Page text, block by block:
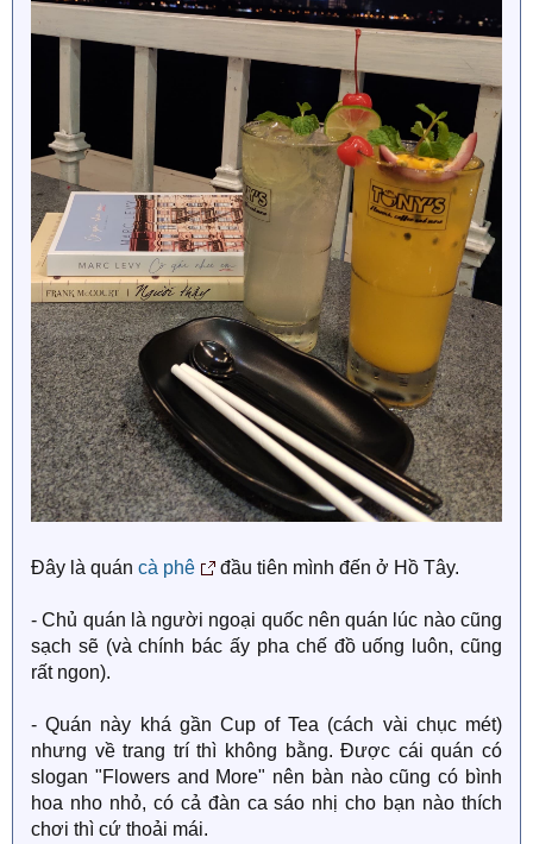
Đây là quán cà phê đầu tiên mình đến ở Hồ Tây.
- Chủ quán là người ngoại quốc nên quán lúc nào cũng
sạch sẽ (và chính bác ấy pha chế đồ uống luôn, cũng
rất ngon).
- Quán này khá gần Cup of Tea (cách vài chục mét)
nhưng về trang trí thì không bằng. Được cái quán có
slogan "Flowers and More" nên bàn nào cũng có bình
hoa nho nhỏ, có cả đàn ca sáo nhị cho bạn nào thích
chơi thì cứ thoải mái.